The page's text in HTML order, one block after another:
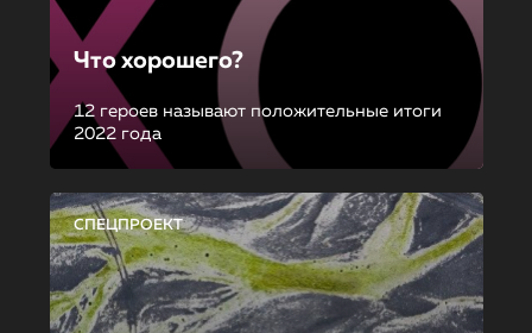
Что хорошего?
12 героев называют положительные итоги
2022 года
СПЕЦПРОЕКТ